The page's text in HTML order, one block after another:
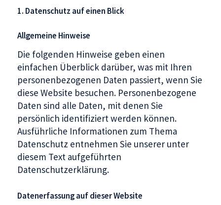
1. Datenschutz auf einen Blick
Allgemeine Hinweise
Die folgenden Hinweise geben einen
einfachen Überblick darüber, was mit Ihren
personenbezogenen Daten passiert, wenn Sie
diese Website besuchen. Personenbezogene
Daten sind alle Daten, mit denen Sie
persönlich identifiziert werden können.
Ausführliche Informationen zum Thema
Datenschutz entnehmen Sie unserer unter
diesem Text aufgeführten
Datenschutzerklärung.
Datenerfassung auf dieser Website